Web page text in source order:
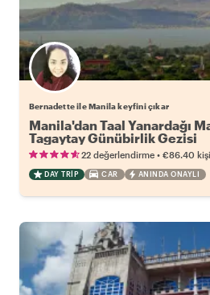
Bernadette ile Manila keyfini çıkar
Manila'dan Taal Yanardağı
Tagaytay Günübirlik Gezisi
22 değerlendirme • €86.40
DAY TRIP CAR ANINDA ONAYLI